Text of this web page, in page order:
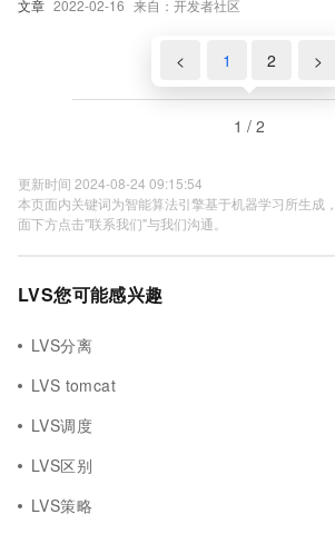
文章 2022-02-16 来自：开发者社区
< 1 2 >
1 / 2
更新时间 2024-08-24 09:15:54
本页面内关键词为智能算法引擎基于机器学习所生成
面下方点击"联系我们"与我们沟通。
LVS您可能感兴趣
LVS分离
LVS tomcat
LVS调度
LVS区别
LVS策略